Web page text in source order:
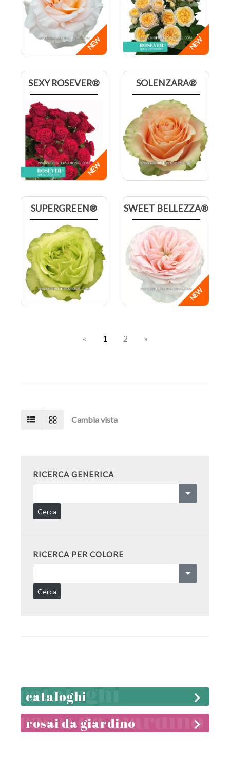
SEXY ROSEVER® SOLENZARA®
SUPERGREEN® SWEET BELLEZZA®
« 1 2 »
Cambia vista
RICERCA GENERICA
Cerca
RICERCA PER COLORE
Cerca
cataloghi
rosai da giardino